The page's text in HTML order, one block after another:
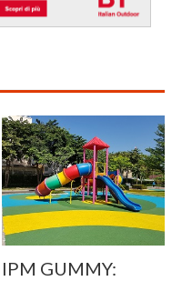
IPM GUMMY: